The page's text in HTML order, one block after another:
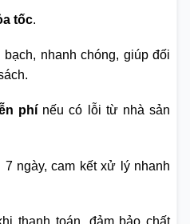
tốc.
bạch, nhanh chóng, giúp đối
phí nếu có lỗi từ nhà sản
ngày, cam kết xử lý nhanh
thanh toán, đảm bảo chất